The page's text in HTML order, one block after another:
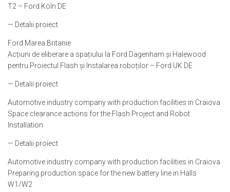
T2 – Ford Köln DE
— Detalii proiect
Ford Marea Britanie
Acțiuni de eliberare a spațiului la Ford Dagenham și Halewood
pentru Proiectul Flash și Instalarea roboților – Ford UK DE
— Detalii proiect
Automotive industry company with production facilities in Craiova
Space clearance actions for the Flash Project and Robot
Installation
— Detalii proiect
Automotive industry company with production facilities in Craiova
Preparing production space for the new battery line in Halls
W1/W2